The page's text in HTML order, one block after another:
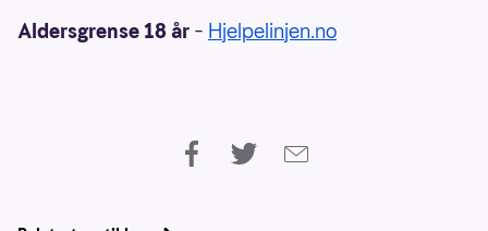
Aldersgrense 18 år – Hjelpelinjen.no